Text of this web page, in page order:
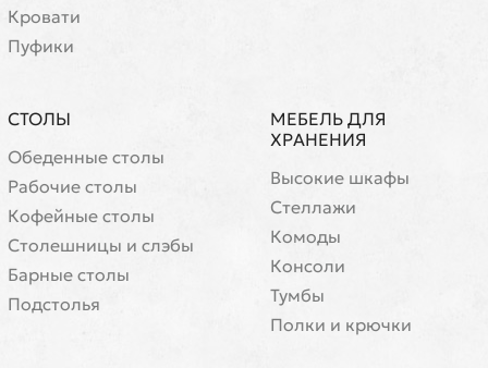
Кровати
Пуфики
СТОЛЫ
Обеденные столы
Рабочие столы
Кофейные столы
Cтолешницы и слэбы
Барные столы
Подстолья
МЕБЕЛЬ ДЛЯ
ХРАНЕНИЯ
Высокие шкафы
Стеллажи
Комоды
Консоли
Тумбы
Полки и крючки